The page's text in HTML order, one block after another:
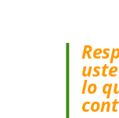
lo